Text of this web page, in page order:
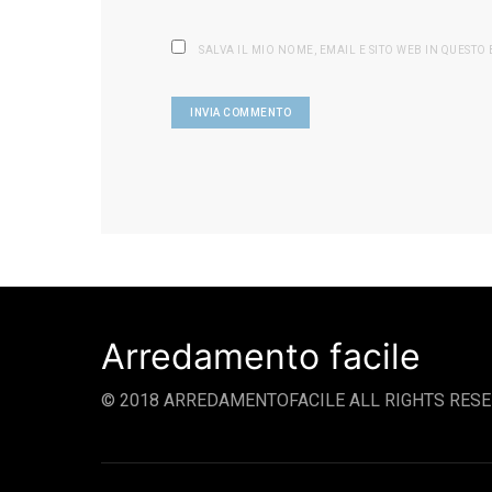
SALVA IL MIO NOME, EMAIL E SITO WEB IN QUESTO
Arredamento facile
© 2018 ARREDAMENTOFACILE ALL RIGHTS